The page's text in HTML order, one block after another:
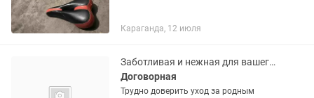
Караганда, 12 июля
Заботливая и нежная для вашего близкого. Патронажный уход с уважением и душ
Договорная
Трудно доверить уход за родным